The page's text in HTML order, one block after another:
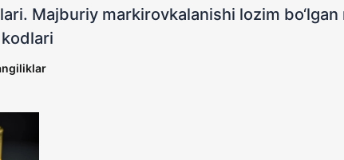
Majburiy markirovkalanishi lozim
kodlari